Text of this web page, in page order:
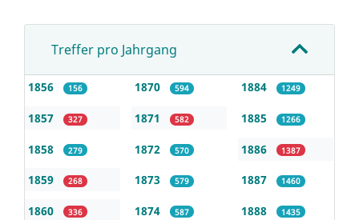
Treffer pro Jahrgang
1856 156
1857 327
1858 279
1859 268
1860 336
1870 594
1871 582
1872 570
1873 579
1874 587
1884 1249
1885 1266
1886 1387
1887 1460
1888 1435